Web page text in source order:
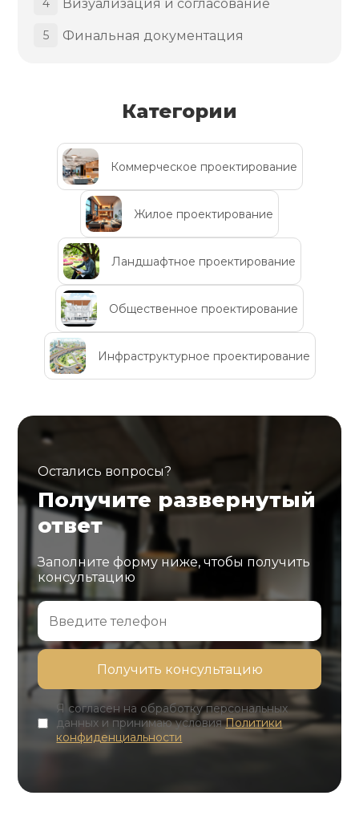
4 Визуализация и согласование
5 Финальная документация
Категории
Коммерческое проектирование
Жилое проектирование
Ландшафтное проектирование
Общественное проектирование
Инфраструктурное проектирование
Остались вопросы?
Получите развернутый
ответ
Заполните форму ниже, чтобы получить
консультацию
Я согласен на обработку персональных
данных и принимаю условияПолитики
конфиденциальности